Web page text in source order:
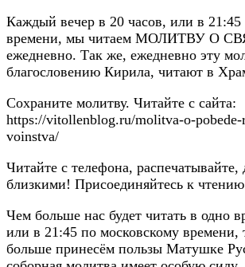
Каждый вечер в 20 часов, или в 21:45
времени, мы читаем МОЛИТВУ О
ежедневно. Так же, ежедневно эту
благословению Кирила, читают в
Сохраните молитву. Читайте с сайта:
https://vitollenblog.ru/molitva-o-pobede-
voinstva/
Читайте с телефона, распечатывайте,
близкими! Присоединяйтесь к
Чем больше нас будет читать в одно
или в 21:45 по московскому
больше принесём пользы Матушке